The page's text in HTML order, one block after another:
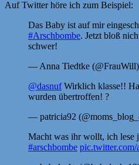
Auf Twitter höre ich zum Beispiel:
Das Baby ist auf mir
#Arschbombe. Jetzt bloß
schwer!
— Anna Tiedtke (@FrauWill)
@dasnufWirklich klasse!!
wurden übertroffen! ?
— patricia92
Macht was ihr wollt, ich lese
#arschbombe